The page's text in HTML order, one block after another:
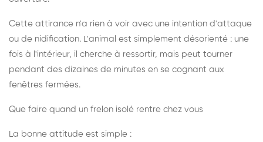
Cette attirance n'a rien à voir avec une intention d'attaque
ou de nidification. L'animal est simplement désorienté : une
fois à l'intérieur, il cherche à ressortir, mais peut tourner
pendant des dizaines de minutes en se cognant aux
fenêtres fermées.
Que faire quand un frelon isolé rentre chez vous
La bonne attitude est simple :